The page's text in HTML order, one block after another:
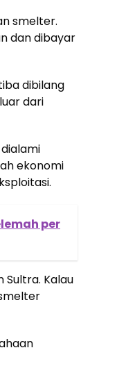
smelter.
dan dibayar
dibilang
dari
ekonomi
per
Sultra. Kalau